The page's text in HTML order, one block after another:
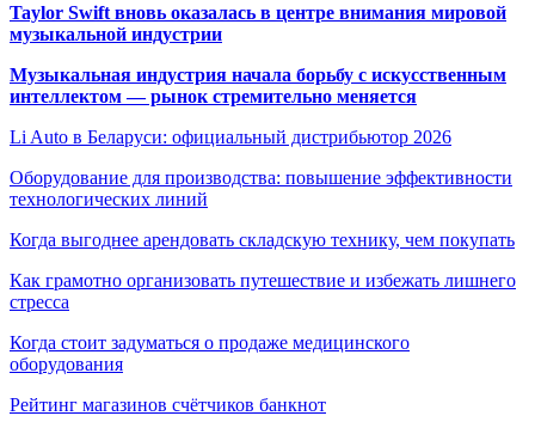
Taylor Swift вновь оказалась в центре внимания мировой
музыкальной индустрии
Музыкальная индустрия начала борьбу с искусственным
интеллектом — рынок стремительно меняется
Li Auto в Беларуси: официальный дистрибьютор 2026
Оборудование для производства: повышение эффективности
технологических линий
Когда выгоднее арендовать складскую технику, чем покупать
Как грамотно организовать путешествие и избежать лишнего
стресса
Когда стоит задуматься о продаже медицинского
оборудования
Рейтинг магазинов счётчиков банкнот